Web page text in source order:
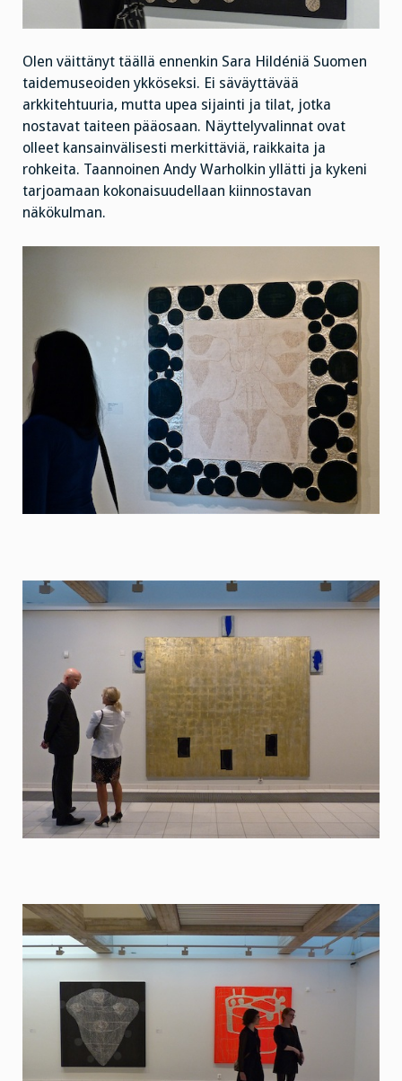
Olen väittänyt täällä ennenkin Sara Hildéniä Suomen
taidemuseoiden ykköseksi. Ei säväyttävää
arkkitehtuuria, mutta upea sijainti ja tilat, jotka
nostavat taiteen pääosaan. Näyttelyvalinnat ovat
olleet kansainvälisesti merkittäviä, raikkaita ja
rohkeita. Taannoinen Andy Warholkin yllätti ja kykeni
tarjoamaan kokonaisuudellaan kiinnostavan
näkökulman.